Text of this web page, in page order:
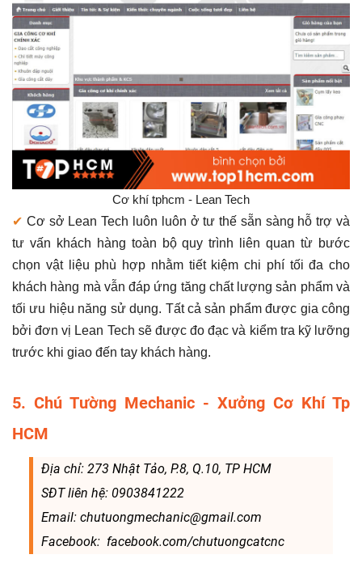
Cơ khí tphcm - Lean Tech
✔ Cơ sở Lean Tech luôn luôn ở tư thế sẵn sàng hỗ trợ và
tư vấn khách hàng toàn bộ quy trình liên quan từ bước
chọn vật liệu phù hợp nhằm tiết kiệm chi phí tối đa cho
khách hàng mà vẫn đáp ứng tăng chất lượng sản phẩm và
tối ưu hiệu năng sử dụng. Tất cả sản phẩm được gia công
bởi đơn vị Lean Tech sẽ được đo đạc và kiểm tra kỹ lưỡng
trước khi giao đến tay khách hàng.
5. Chú Tường Mechanic - Xưởng Cơ Khí Tp
HCM
Địa chỉ: 273 Nhật Tảo, P.8, Q.10, TP HCM
SĐT liên hệ: 0903841222
Email: chutuongmechanic@gmail.com
Facebook: facebook.com/chutuongcatcnc